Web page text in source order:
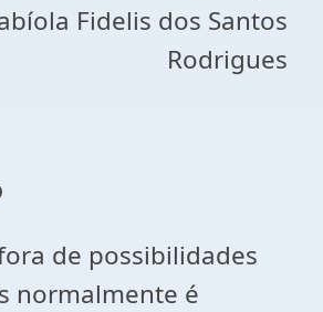
Fidelis dos Santos
Rodrigues
de possibilidades
normalmente é